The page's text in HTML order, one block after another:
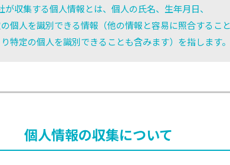
が収集する個人情報とは、個人の氏名、生年月日、
個人を識別できる情報（他の情報と容易に照合するこ
特定の個人を識別できることも含みます）を指します。
個人情報の収集について